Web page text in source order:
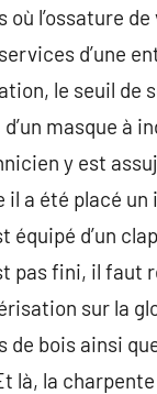
où l’ossature
d’une
le seuil de
masque à
y est
il a été placé
équipé d’un
pas fini, il
sur la
de bois ainsi
là, la